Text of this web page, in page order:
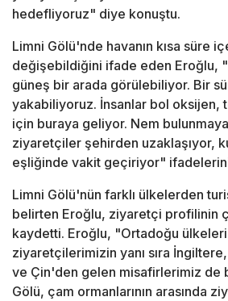
hedefliyoruz" diye konuştu.
Limni Gölü'nde havanın kısa süre
değişebildiğini ifade eden Eroğlu,
güneş bir arada görülebiliyor. Bir
yakabiliyoruz. İnsanlar bol oksijen,
için buraya geliyor. Nem
ziyaretçiler şehirden uzaklaşıyor,
eşliğinde vakit geçiriyor" ifadelerini
Limni Gölü'nün farklı ülkelerden
belirten Eroğlu, ziyaretçi profilinin
kaydetti. Eroğlu, "Ortadoğu
ziyaretçilerimizin yanı sıra
ve Çin'den gelen misafirlerimiz de
Gölü, çam ormanlarının arasında